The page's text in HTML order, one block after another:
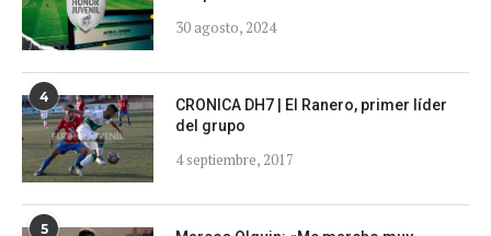
30 agosto, 2024
4
CRONICA DH7 | El Ranero, primer líder
del grupo
4 septiembre, 2017
5